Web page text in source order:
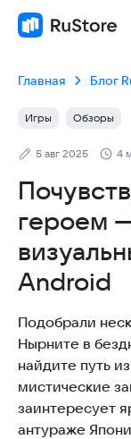
Главная Блог
Игры Обзоры
5 авг 2025 4
героем
Android
Подобрали
Нырните в
найдите путь
мистические
заинтересует
антураже